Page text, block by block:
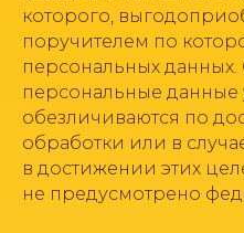
которого,
поручителем по
персональных
персональные данные
обезличиваются по
обработки или в
в достижении этих
не предусмотрено